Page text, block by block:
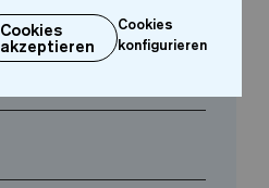
Cookies
akzeptieren
Cookies
konfigurieren